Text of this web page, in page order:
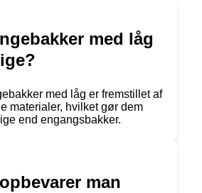
med låg
med låg er fremstillet af
materialer, hvilket gør dem
end engangsbakker.
man